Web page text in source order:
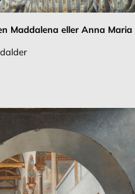
Maddalena eller Anna Maria